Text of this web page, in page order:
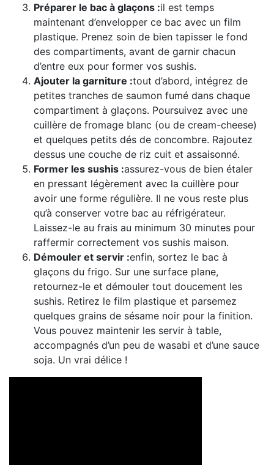
Préparer le bac à glaçons :il est temps
maintenant d’envelopper ce bac avec un film
plastique. Prenez soin de bien tapisser le fond
des compartiments, avant de garnir chacun
d’entre eux pour former vos sushis.
Ajouter la garniture :tout d’abord, intégrez de
petites tranches de saumon fumé dans chaque
compartiment à glaçons. Poursuivez avec une
cuillère de fromage blanc (ou de cream-cheese)
et quelques petits dés de concombre. Rajoutez
dessus une couche de riz cuit et assaisonné.
Former les sushis :assurez-vous de bien étaler
en pressant légèrement avec la cuillère pour
avoir une forme régulière. Il ne vous reste plus
qu’à conserver votre bac au réfrigérateur.
Laissez-le au frais au minimum 30 minutes pour
raffermir correctement vos sushis maison.
Démouler et servir :enfin, sortez le bac à
glaçons du frigo. Sur une surface plane,
retournez-le et démouler tout doucement les
sushis. Retirez le film plastique et parsemez
quelques grains de sésame noir pour la finition.
Vous pouvez maintenir les servir à table,
accompagnés d’un peu de wasabi et d’une sauce
soja. Un vrai délice !